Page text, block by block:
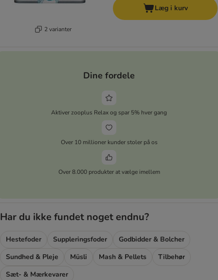
2 varianter
Læg i kurv
Dine fordele
Aktiver zooplus Relax og spar 5% hver gang
Over 10 millioner kunder stoler på os
Over 8.000 produkter at vælge imellem
Har du ikke fundet noget endnu?
Hestefoder Suppleringsfoder
Godbidder & Bolcher
Sundhed & Pleje
Müsli Mash & Pellets
Tilbehør
Sæt- & Mærkevarer